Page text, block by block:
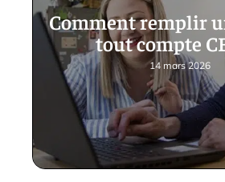
Comment remplir
tout compte
14 mars 2026